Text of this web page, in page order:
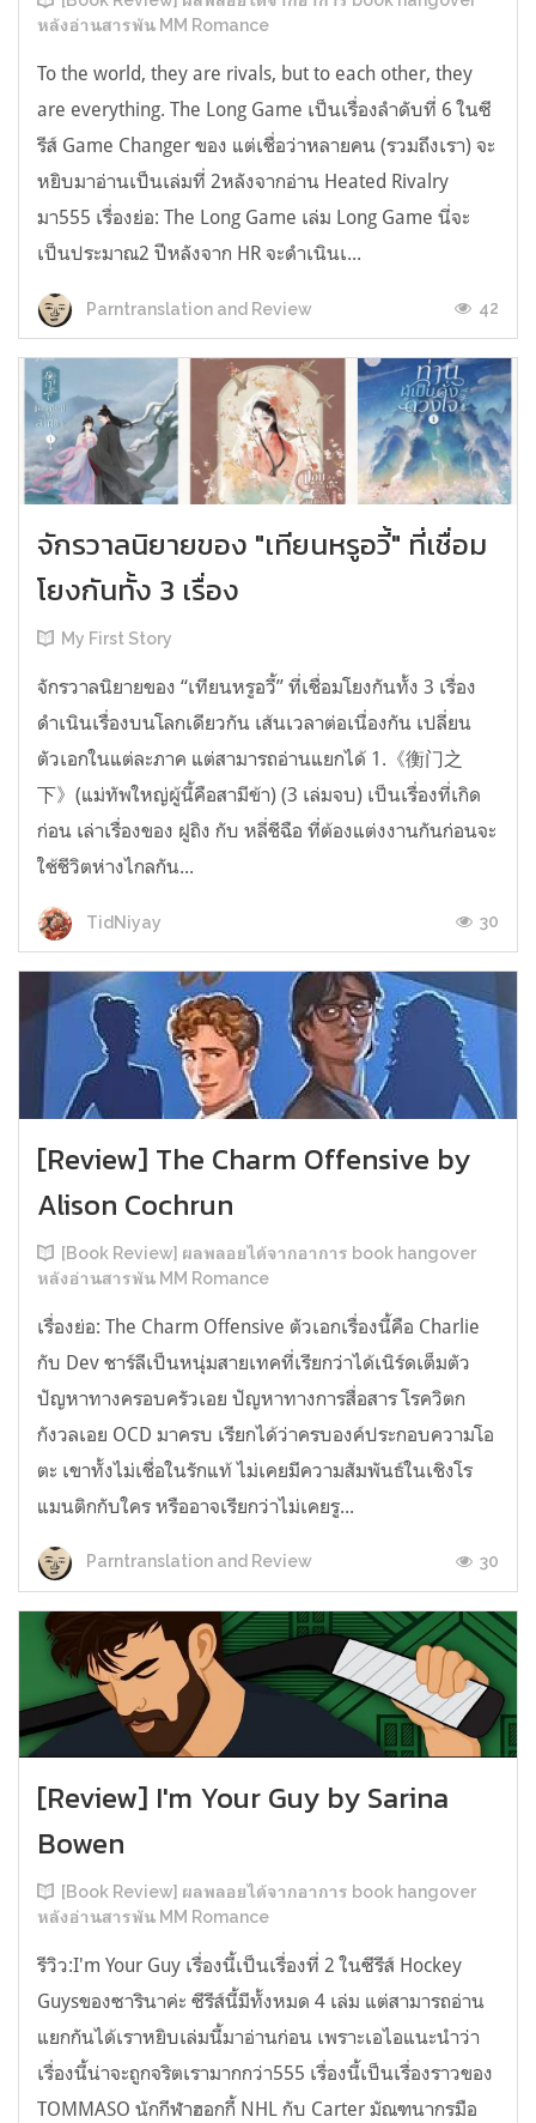
หลังอ่านสารพัน MM Romance
To the world, they are rivals, but to each other, they
are everything. The Long Game เป็นเรื่องลำดับที่ 6 ในซี
รีส์ Game Changer ของ แต่เชื่อว่าหลายคน (รวมถึงเรา) จะ
หยิบมาอ่านเป็นเล่มที่ 2หลังจากอ่าน Heated Rivalry
มา555 เรื่องย่อ: The Long Game เล่ม Long Game นี่จะ
เป็นประมาณ2 ปีหลังจาก HR จะดำเนินเ...
Parntranslation and Review 42
จักรวาลนิยายของ "เทียนหรูอวี้" ที่เชื่อม
โยงกันทั้ง 3 เรื่อง
My First Story
จักรวาลนิยายของ “เทียนหรูอวี้” ที่เชื่อมโยงกันทั้ง 3 เรื่อง
ดำเนินเรื่องบนโลกเดียวกัน เส้นเวลาต่อเนื่องกัน เปลี่ยน
ตัวเอกในแต่ละภาค แต่สามารถอ่านแยกได้ 1.《衡门之
下》(แม่ทัพใหญ่ผู้นี้คือสามีข้า) (3 เล่มจบ) เป็นเรื่องที่เกิด
ก่อน เล่าเรื่องของ ฝูถิง กับ หลี่ชีฉือ ที่ต้องแต่งงานกันก่อนจะ
ใช้ชีวิตห่างไกลกัน...
TidNiyay 30
[Review] The Charm Offensive by
Alison Cochrun
[Book Review] ผลพลอยได้จากอาการ book hangover
หลังอ่านสารพัน MM Romance
เรื่องย่อ: The Charm Offensive ตัวเอกเรื่องนี้คือ Charlie
กับ Dev ชาร์ลีเป็นหนุ่มสายเทคที่เรียกว่าได้เนิร์ดเต็มตัว
ปัญหาทางครอบครัวเอย ปัญหาทางการสื่อสาร โรควิตก
กังวลเอย OCD มาครบ เรียกได้ว่าครบองค์ประกอบความโอ
ตะ เขาทั้งไม่เชื่อในรักแท้ ไม่เคยมีความสัมพันธ์ในเชิงโร
แมนติกกับใคร หรืออาจเรียกว่าไม่เคยรู...
Parntranslation and Review 30
[Review] I'm Your Guy by Sarina
Bowen
[Book Review] ผลพลอยได้จากอาการ book hangover
หลังอ่านสารพัน MM Romance
รีวิว:I'm Your Guy เรื่องนี้เป็นเรื่องที่ 2 ในซีรีส์ Hockey
Guysของซารินาค่ะ ซีรีส์นี้มีทั้งหมด 4 เล่ม แต่สามารถอ่าน
แยกกันได้เราหยิบเล่มนี้มาอ่านก่อน เพราะเอไอแนะนำว่า
เรื่องนี้น่าจะถูกจริตเรามากกว่า555 เรื่องนี้เป็นเรื่องราวของ
TOMMASO นักกีฬาฮอกกี้ NHL กับ Carter มัณฑนากรมือ